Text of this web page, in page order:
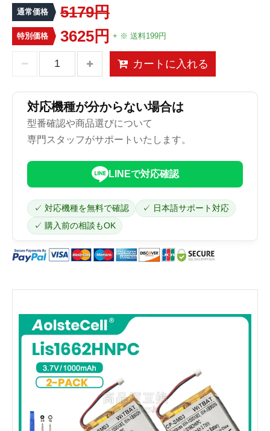
通常価格 5179円
特別価格 3625円 + ※ 送料199円
カートに入れる
対応機種が分からない場合は
型番確認や商品選びについて
専門スタッフがサポートいたします。
LINEで対応確認
✓ 対応機種を無料で確認
✓ 日本語サポート対応
✓ 購入前の相談もOK